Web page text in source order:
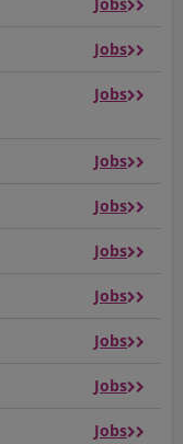
Jobs
Jobs
Jobs
Jobs
Jobs
Jobs
Jobs
Jobs
Jobs